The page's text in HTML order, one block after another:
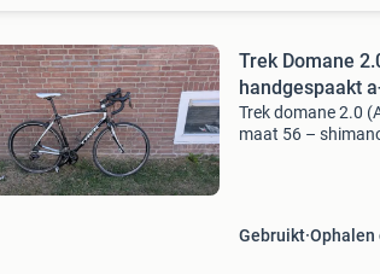
Trek Domane
handgespaakt
Trek domane 2.0
maat 56 –
Gebruikt Ophalen